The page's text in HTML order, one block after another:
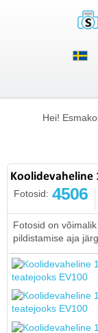
Hei!
Koolidevaheline
Fotosid: 4506
Fotosid on
pildistamise aja